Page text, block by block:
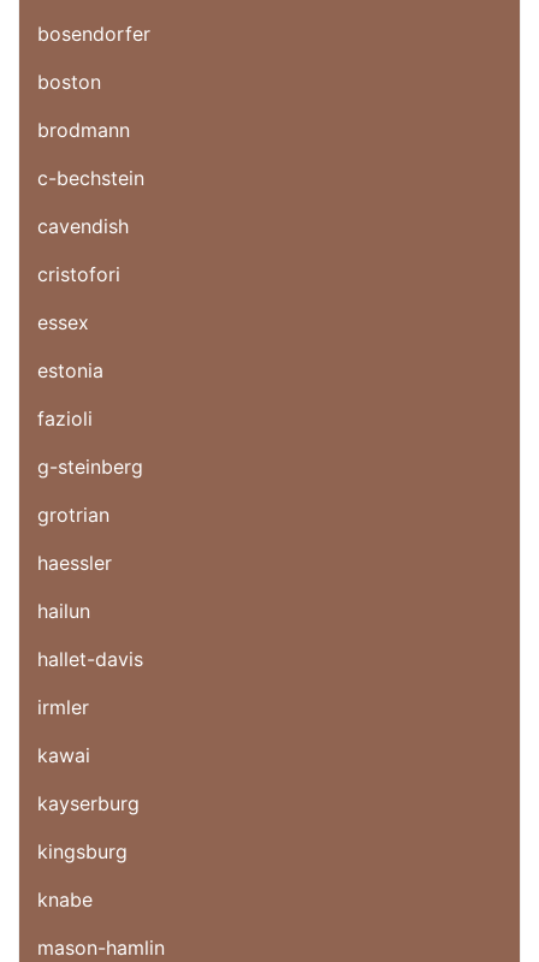
bosendorfer
boston
brodmann
c-bechstein
cavendish
cristofori
essex
estonia
fazioli
g-steinberg
grotrian
haessler
hailun
hallet-davis
irmler
kawai
kayserburg
kingsburg
knabe
mason-hamlin